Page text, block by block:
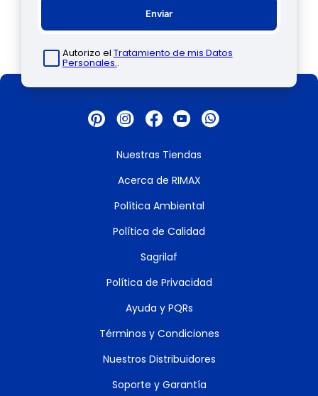
Enviar
Autorizo el Tratamiento de mis Datos
Personales..
Nuestras Tiendas
Acerca de RIMAX
Política Ambiental
Política de Calidad
Sagrilaf
Política de Privacidad
Ayuda y PQRs
Términos y Condiciones
Nuestros Distribuidores
Soporte y Garantía